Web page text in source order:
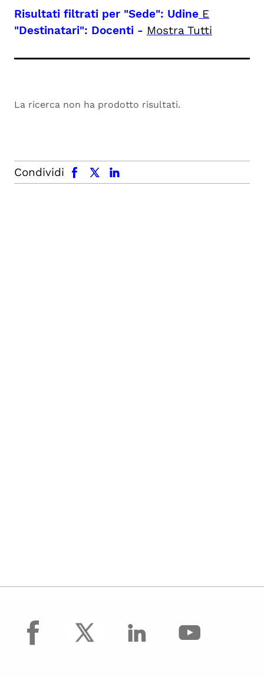
Risultati filtrati per "Sede": Udine E
"Destinatari": Docenti - Mostra Tutti
La ricerca non ha prodotto risultati.
Condividi
facebook x.com linkedin
facebook